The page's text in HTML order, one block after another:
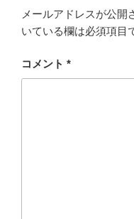
メールアドレスが公開
いている欄は必須項目
コメント *